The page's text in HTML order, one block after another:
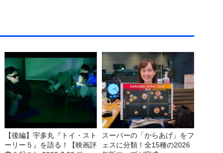
【後編】宇多丸『トイ・スト
ーリー５』を語る！【映画評
スーパーの「からあげ」をフ
ェスに分類！全15種の2026